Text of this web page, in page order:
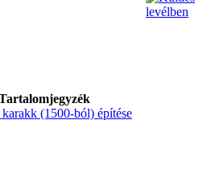
(1500-ból) építése